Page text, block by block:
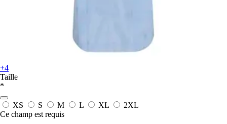
+4
Taille
*
XS S M L XL
2XL
Ce champ est requis